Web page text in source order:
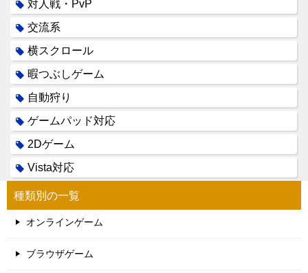
対人戦・PvP
交流系
横スクロール
暇つぶしゲーム
自動狩り
ゲームパッド対応
2Dゲーム
Vista対応
種類別の一覧
オンラインゲーム
ブラウザゲーム